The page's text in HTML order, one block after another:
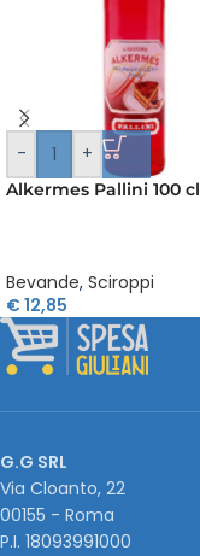
- +
Alkermes Pallini 100 cl
Bevande, Sciroppi
€12,85
G.G SRL
Via Cloanto, 22
00155 - Roma
P.I. ‭18093991000